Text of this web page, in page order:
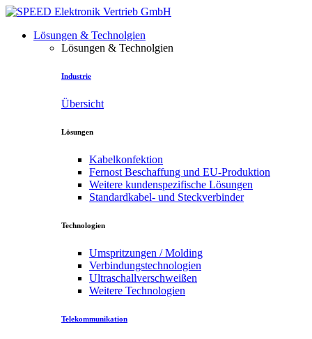
Lösungen & Technolgien
Lösungen & Technolgien
Industrie
Übersicht
Lösungen
Kabelkonfektion
Fernost Beschaffung und EU-Produktion
Weitere kundenspezifische Lösungen
Standardkabel- und Steckverbinder
Technologien
Umspritzungen / Molding
Verbindungstechnologien
Ultraschallverschweißen
Weitere Technologien
Telekommunikation